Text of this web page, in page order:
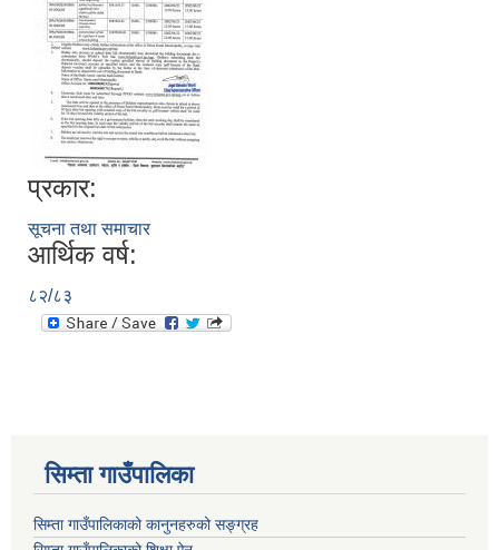
प्रकार:
सूचना तथा समाचार
आर्थिक वर्ष:
८२/८३
सिम्ता गाउँपालिका
सिम्ता गाउँपालिकाको कानुनहरुको सङ्ग्रह